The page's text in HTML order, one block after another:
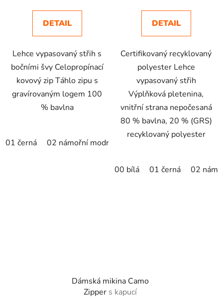
DETAIL
Lehce vypasovaný střih s
bočními švy Celopropínací
kovový zip Táhlo zipu s
gravírovaným logem 100
% bavlna
01 černá 02 námořní modrá
DETAIL
Certifikovaný recyklovaný
polyester Lehce
vypasovaný střih
Výplňková pletenina,
vnitřní strana nepočesaná
80 % bavlna, 20 % (GRS)
recyklovaný polyester
00 bílá 01 černá 02
Dámská mikina Camo
Zipper s kapucí